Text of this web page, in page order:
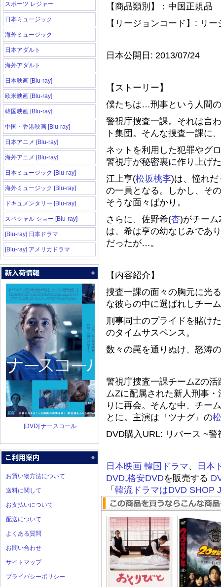
スポーツ レジャー
日本ミュージック
海外ミュージック
日本アダルト
海外アダルト
日本映画 [Blu-ray]
欧米映画 [Blu-ray]
韓国映画 [Blu-ray]
中国・香港映画 [Blu-ray]
日本アニメ [Blu-ray]
海外アニメ [Blu-ray]
日本ミュージック [Blu-ray]
海外ミュージック [Blu-ray]
ドキュメンタリー [Blu-ray]
スペシャル ショー [Blu-ray]
[Blu-ray] 日本ドラマ
[Blu-ray] アメリカドラマ
[DVD] ナースコール
お買い物方法について
送料に関して
お支払いについて
配送について
よくある質問
お問い合わせ
サイトマップ
プライバシーポリシー
【商品類別】：中国正規品
【リージョンコード】: リ
日本公開日: 2013/07/24
【ストーリー】
僕たちは…刑事という人間
警視庁捜査一課。それは言
ト集団。そんな捜査一課に
ネットを利用した犯罪やグ
警視庁が秘密裏に作り上げ
江上亨(松坂桃李)は、憧れ
の一員となる。しかし、そ
そうな面々ばかり。
さらに、佐野希(杏)がチーム
は、希は亨の幼なじみであ
だったが…。
【内容紹介】
捜査一課の面々の胸元に光
な彼らの中に選ばれしチー
刑事同士のプライドを賭け
のタイムサスペンス。
数々の罠を通りぬけ、怒涛
警視庁捜査一課チームZの
ムZに配属された新人刑事
りに再会。そんな中、チー
とに。主演は『ツナグ』の
DVD購入URL: リバース ~
日本映画 韓国ドラマ、
日本
DVD,格安DVDを販売する
「 韓流ドラマはDVD SHOP